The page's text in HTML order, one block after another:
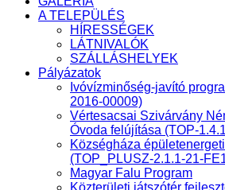
A TELEPÜLÉS
HÍRESSÉGEK
LÁTNIVALÓK
SZÁLLÁSHELYEK
Pályázatok
Ivóvízminőség-javító
2016-00009)
Vértesacsai Szivárvány
Óvoda felújítása (TOP-
Községháza
(TOP_PLUSZ-2.1.1-21-
Magyar Falu Program
Közterületi játszótér